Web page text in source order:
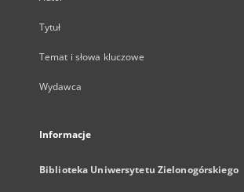
Tytuł
Temat i słowa kluczowe
Wydawca
Informacje
Biblioteka Uniwersytetu Zielonogórskiego